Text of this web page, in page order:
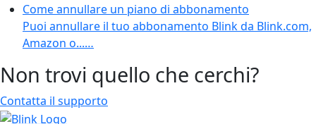
Come annullare un piano di abbonamento
Puoi annullare il tuo abbonamento Blink da Blink.com,
Amazon o...…
Non trovi quello che cerchi?
Contatta il supporto